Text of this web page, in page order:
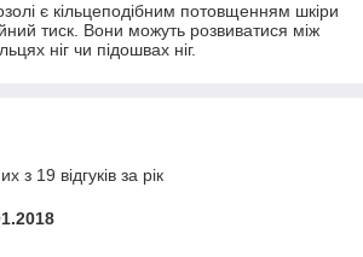
є кільцеподібним потовщенням шкіри
тиск. Вони можуть розвиватися між
ніг чи підошвах ніг.
з 19 відгуків за рік